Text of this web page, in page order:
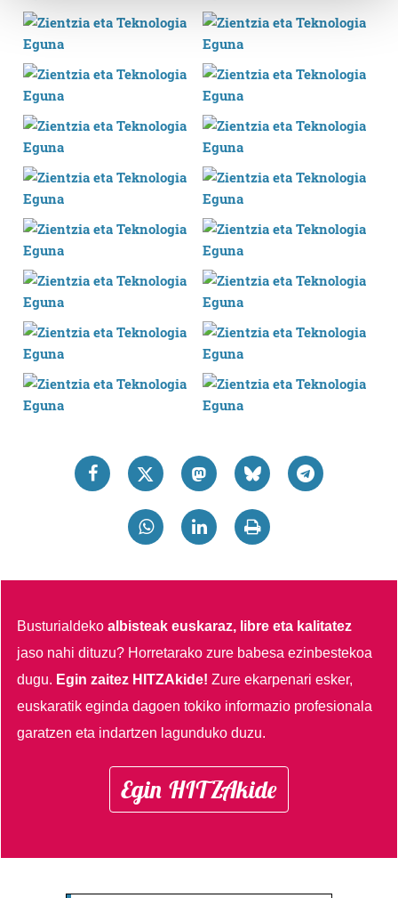
Guk eta gure bazkideek zure datu pertsonalak
prozesatzen ditugu, zure IP zenbakia, besteak beste,
teknologia erabiliz, cookieak adibidez, iragarki eta eduki
pertsonalizatuak eskaintzeko, iragarkiak eta edukia
neurtzeko, jendeari buruzko informazioa biltzeko eta
produktuak garatzeko. Zure datuak nork eta zertarako
erabiltzen dituen hauta dezakezu.
Bazkide batzuek ez dizute baimenik eskatzen, eta beren
interes komertzial legitimoetan babesten dira. Ikusi gure
bazkideen zerrenda, beren ustez zein helburutarako
duten interes legitimoa eta horren aurka nola egin
dezakezun ikusteko.
Lortu zure datu pertsonalak prozesatzeko moduari
buruzko informazio gehiago eta ezarri zure lehentasunak
datuen atalean. Edozein unetan alda edo ken dezakezu
zure baimena Cookieen adierazpenean.
fitxategiak erabiltzen ditu. Zure esperientzia eta
zerbitzuak hobetzeko asmoz, cookie teknologiaz
baliatzen gara. Ohar hau onartuz gero, teknologia hori
erabiltzeko baimen esplizitua ematen diguzu.
Busturialdekoalbisteak euskaraz, libre eta kalitatez
jaso nahi dituzu? Horretarako zure babesa ezinbestekoa
dugu. Egin zaitez HITZAkide!Zure ekarpenari esker,
euskaratik eginda dagoen tokiko informazio profesionala
garatzen eta indartzen lagunduko duzu.
Egin HITZAkide